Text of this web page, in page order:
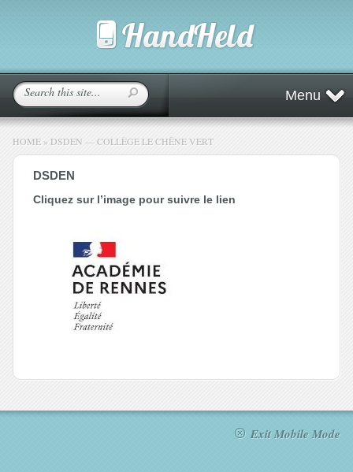
Menu
HOME » DSDEN — COLLÈGE LE CHÊNE VERT
DSDEN
Cliquez sur l’image pour suivre le lien
Exit Mobile Mode